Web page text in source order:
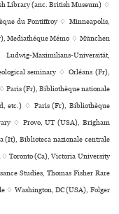
Library (anc. British Museum) ♢
du Pontiffroy ♢ Minneapolis,
Mediathéque Mémo ♢ München
Maximilians-Universität,
seminary ♢ Orléans (Fr),
Paris (Fr), Bibliothèque nationale
etc.) ♢ Paris (Fr), Bibliothèque
♢ Provo, UT (USA), Brigham
(It), Biblioteca nazio­nale cen­trale
Toronto (Ca), Victoria University
Studies, Thomas Fisher Rare
♢ Washington, DC (USA), Folger